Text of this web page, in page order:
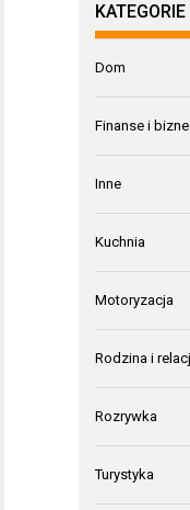
KATEGORIE
Dom
Finanse i
Inne
Kuchnia
Motoryzacja
Rodzina i
Rozrywka
Turystyka